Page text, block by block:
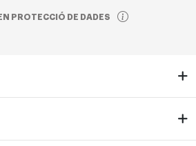
PROTECCIÓ DE DADES